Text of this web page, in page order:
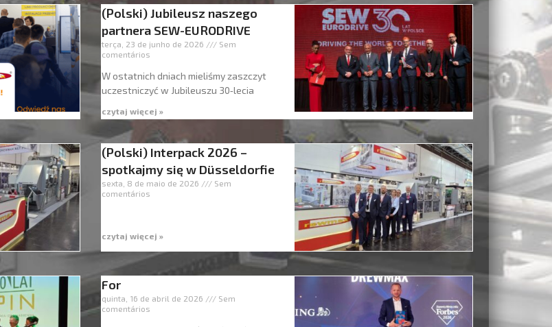
(Polski) Jubileusz naszego
partnera SEW-EURODRIVE
terça, 23 de junho de 2026
Sem
comentários
W ostatnich dniach mieliśmy zaszczyt
uczestniczyć w Jubileuszu 30‑lecia
czytaj więcej »
(Polski) Interpack 2026 –
spotkajmy się w Düsseldorfie
sexta, 8 de maio de 2026
Sem
comentários
czytaj więcej »
For
quinta, 16 de abril de 2026
Sem
comentários